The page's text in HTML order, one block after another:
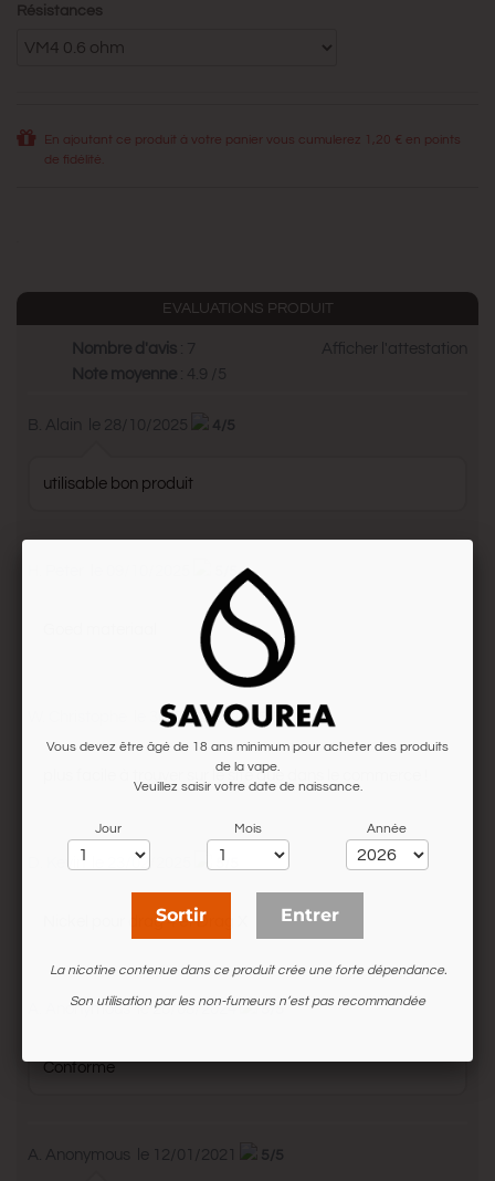
Résistances
En ajoutant ce produit à votre panier vous cumulerez 1,20 € en points
de fidélité.
EVALUATIONS PRODUIT
Nombre d'avis : 7
Note moyenne : 4.9 /5
Afficher l'attestation
B. Alain le 28/10/2025 4/5
utilisable bon produit
5/5
le 30/04/2025 5/5
plus facile à trouver sur le site que dans le commerce !
D. Kevin le 23/02/2025 5/5
Nickel pour drag 4 et Drag X
A. Anonymous le 26/08/2024 5/5
Conforme
A. Anonymous le 12/01/2021 5/5
Vous devez être âgé de 18 ans minimum pour acheter des produits
de la vape.
Veuillez saisir votre date de naissance.
Jour Mois Année
Sortir Entrer
La nicotine contenue dans ce produit crée une forte dépendance.
Son utilisation par les non-fumeurs n’est pas recommandée